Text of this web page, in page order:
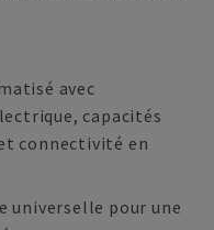
avec
capacités
connectivité en
universelle pour une